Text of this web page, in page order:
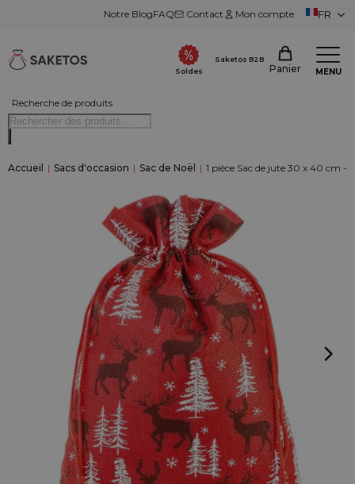
Notre BlogFAQ Contact Mon compte FR
Recherche de produits
Soldes
Saketos B2B
Panier MENU
Accueil | Sacs d'occasion | Sac de Noël | 1 pièce Sac de jute 30 x 40 cm -